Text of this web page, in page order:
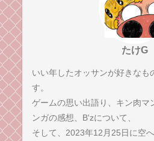
たけG
いい年したオッサンが好きなも
す。
ゲームの思い出語り、キン肉マ
ンガの感想、B'zについて、
そして、2023年12月25日に空